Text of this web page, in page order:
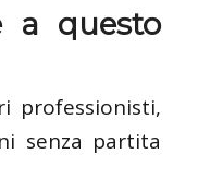
a questo
professionisti,
senza partita